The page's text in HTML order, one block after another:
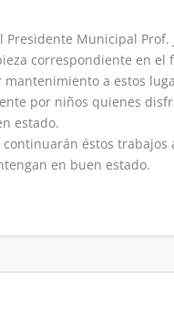
Municipal Prof.
correspondiente en el
mantenimiento a estos
por niños quienes
estado.
continuarán éstos
en buen estado.